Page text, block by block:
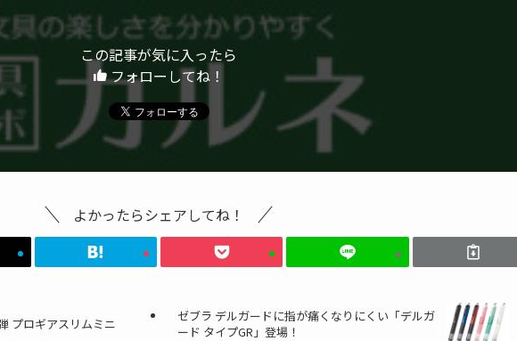
この記事が気に入ったら
フォローしてね！
よかったらシェアしてね！
プロギアスリムミニ
ゼブラ デルガードに指が痛くなりにくい「デルガ
ード タイプGR」登場！